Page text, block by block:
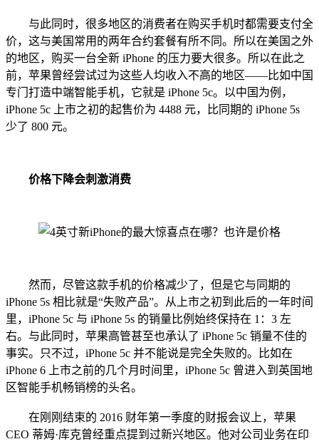
与此同时，很多地区的消费者在购买手机时都需要支付全
价，这与美国常用的两年合约套餐有所不同。所以在美国之外
的地区，购买一台全新 iPhone 的压力要大很多。所以在此之
前，苹果曾经尝试过为这些人均收入不高的地区——比如中国
专门打造中端智能手机，它就是 iPhone 5c。以中国为例，
iPhone 5c 上市之初的起售价为 4488 元，比同期的 iPhone 5s
少了 800 元。
价格下降会刺激消费
然而，尽管这款手机的价格减少了，但是它与同期的
iPhone 5s 相比就是“失败产品”。从上市之初到此后的一年时间
里，iPhone 5c 与 iPhone 5s 的销量比例始终保持在 1：3 左
右。与此同时，苹果高管甚至也承认了 iPhone 5c 销量不佳的
事实。只不过，iPhone 5c 并不能说是完全失败的。比如在
iPhone 6 上市之前的几个月时间里，iPhone 5c 曾进入到英国地
区智能手机畅销榜的头名。
在刚刚结束的 2016 财年第一季度的财报会议上，苹果
CEO 蒂姆·库克曾经重点提到过新兴地区。他对公司业务在印